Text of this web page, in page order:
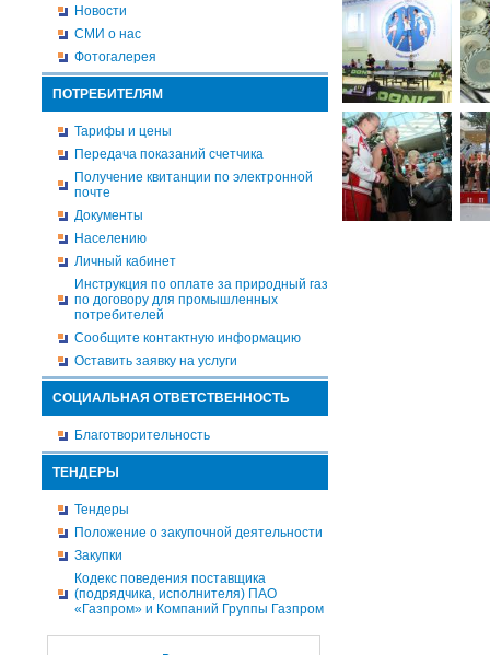
Новости
СМИ о нас
Фотогалерея
ПОТРЕБИТЕЛЯМ
Тарифы и цены
Передача показаний счетчика
Получение квитанции по электронной
почте
Документы
Населению
Личный кабинет
Инструкция по оплате за природный газ
по договору для промышленных
потребителей
Сообщите контактную информацию
Оставить заявку на услуги
СОЦИАЛЬНАЯ ОТВЕТСТВЕННОСТЬ
Благотворительность
ТЕНДЕРЫ
Тендеры
Положение о закупочной деятельности
Закупки
Кодекс поведения поставщика
(подрядчика, исполнителя) ПАО
«Газпром» и Компаний Группы Газпром